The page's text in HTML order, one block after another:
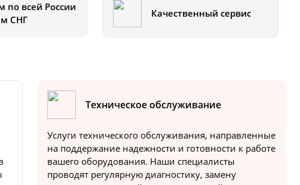
по всей России
СНГ
Качественный сервис
Техническое обслуживание
Услуги технического обслуживания, направленные
на поддержание надежности и готовности к работе
вашего оборудования. Наши специалисты
проводят регулярную диагностику, замену